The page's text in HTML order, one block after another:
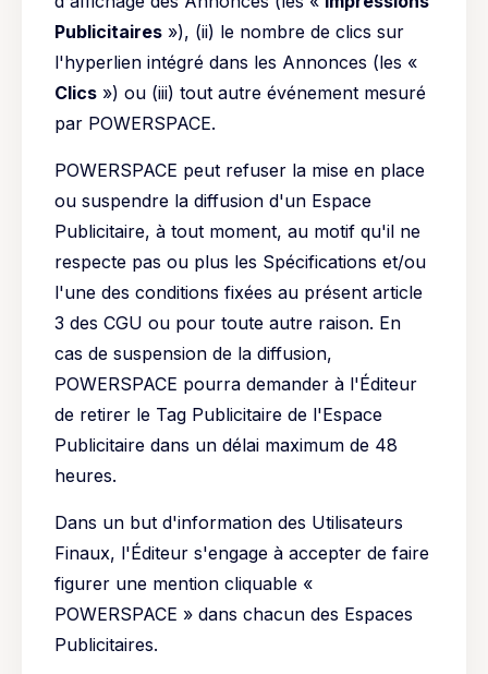
Publicitaires »), (ii) le nombre de clics sur
l'hyperlien intégré dans les Annonces (les «
Clics ») ou (iii) tout autre événement mesuré
par POWERSPACE.
POWERSPACE peut refuser la mise en place
ou suspendre la diffusion d'un Espace
Publicitaire, à tout moment, au motif qu'il ne
respecte pas ou plus les Spécifications et/ou
l'une des conditions fixées au présent article
3 des CGU ou pour toute autre raison. En
cas de suspension de la diffusion,
POWERSPACE pourra demander à l'Éditeur
de retirer le Tag Publicitaire de l'Espace
Publicitaire dans un délai maximum de 48
heures.
Dans un but d'information des Utilisateurs
Finaux, l'Éditeur s'engage à accepter de faire
figurer une mention cliquable «
POWERSPACE » dans chacun des Espaces
Publicitaires.